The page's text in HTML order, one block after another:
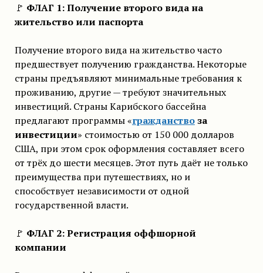
🚩 ФЛАГ 1: Получение второго вида на
жительство или паспорта
Получение второго вида на жительство часто
предшествует получению гражданства. Некоторые
страны предъявляют минимальные требования к
проживанию, другие — требуют значительных
инвестиций. Страны Карибского бассейна
предлагают программы «гражданствоза
инвестиции» стоимостью от 150 000 долларов
США, при этом срок оформления составляет всего
от трёх до шести месяцев. Этот путь даёт не только
преимущества при путешествиях, но и
способствует независимости от одной
государственной власти.
🚩 ФЛАГ 2: Регистрация оффшорной
компании